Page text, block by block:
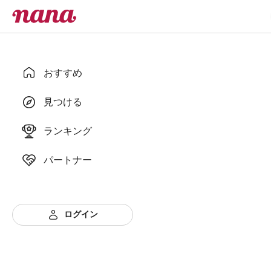
おすすめ
見つける
ランキング
パートナー
ログイン